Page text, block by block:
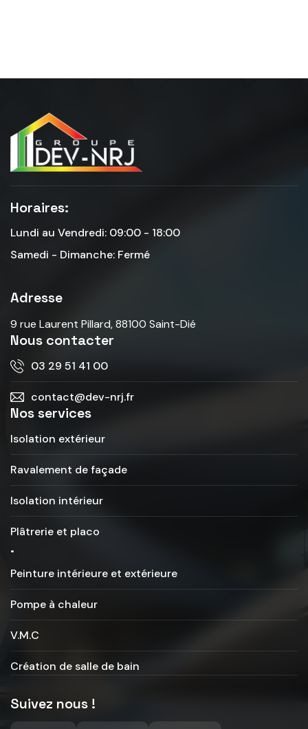
Horaires:
Lundi au Vendredi: 09:00 - 18:00
Samedi - Dimanche: Fermé
Adresse
9 rue Laurent Pillard, 88100 Saint-Dié
Nous contacter
03 29 51 41 00
contact@dev-nrj.fr
Nos services
Isolation extérieur
Ravalement de façade
Isolation intérieur
Plâtrerie et placo
.
Peinture intérieure et extérieure
Pompe à chaleur
V.M.C
Création de salle de bain
Suivez nous !